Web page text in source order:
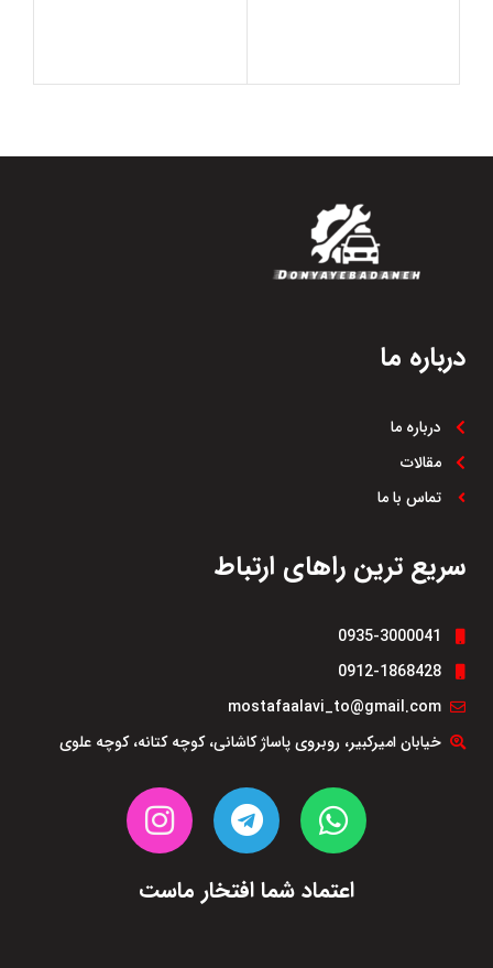
درباره ما
درباره ما
مقالات
تماس با ما
سریع ترین راهای ارتباط
0935-3000041
0912-1868428
mostafaalavi_to@gmail.com
خیابان امیرکبیر، روبروی پاساژ کاشانی، کوچه کتانه، کوچه علوی
اعتماد شما افتخار ماست